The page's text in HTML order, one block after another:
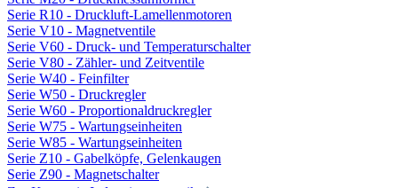
Serie R10 - Druckluft-Lamellenmotoren
Serie V10 - Magnetventile
Serie V60 - Druck- und Temperaturschalter
Serie V80 - Zähler- und Zeitventile
Serie W40 - Feinfilter
Serie W50 - Druckregler
Serie W60 - Proportionaldruckregler
Serie W75 - Wartungseinheiten
Serie W85 - Wartungseinheiten
Serie Z10 - Gabelköpfe, Gelenkaugen
Serie Z90 - Magnetschalter